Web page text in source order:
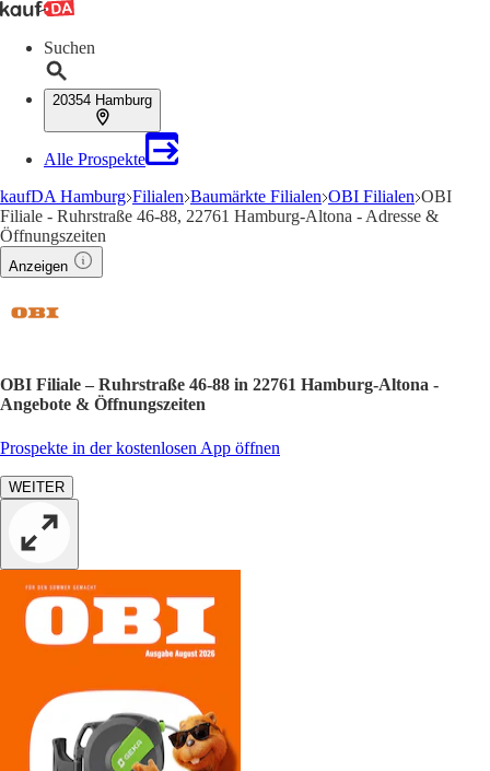
Suchen
20354 Hamburg
Alle Prospekte
kaufDA Hamburg Filialen Baumärkte Filialen OBI Filialen OBI
Filiale - Ruhrstraße 46-88, 22761 Hamburg-Altona - Adresse &
Öffnungszeiten
Anzeigen
OBI Filiale – Ruhrstraße 46-88 in 22761 Hamburg-Altona -
Angebote & Öffnungszeiten
Prospekte in der kostenlosen App öffnen
WEITER